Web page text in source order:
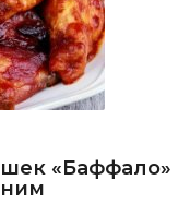
«Баффало»
ним